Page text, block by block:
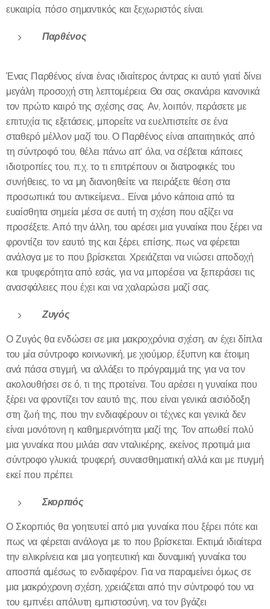
ευκαιρία, πόσο σημαντικός και ξεχωριστός είναι.
Παρθένος
Ένας Παρθένος είναι ένας ιδιαίτερος άντρας κι αυτό γιατί δίνει
μεγάλη προσοχή στη λεπτομέρεια. Θα σας σκανάρει κανονικά
τον πρώτο καιρό της σχέσης σας. Αν, λοιπόν, περάσετε με
επιτυχία τις εξετάσεις, μπορείτε να ευελπιστείτε σε ένα
σταθερό μέλλον μαζί του. Ο Παρθένος είναι απαιτητικός από
τη σύντροφό του, θέλει πάνω απ' όλα, να σέβεται κάποιες
ιδιοτροπίες του, π.χ. το τι επιτρέπουν οι διατροφικές του
συνήθειες, το να μη διανοηθείτε να πειράξετε θέση στα
προσωπικά του αντικείμενα... Είναι μόνο κάποια από τα
ευαίσθητα σημεία μέσα σε αυτή τη σχέση που αξίζει να
προσέξετε. Από την άλλη, του αρέσει μια γυναίκα που ξέρει να
φροντίζει τον εαυτό της και ξέρει, επίσης, πως να φέρεται
ανάλογα με το που βρίσκεται. Χρειάζεται να νιώσει αποδοχή
και τρυφερότητα από εσάς, για να μπορέσει να ξεπεράσει τις
ανασφάλειες που έχει και να χαλαρώσει μαζί σας.
Ζυγός
Ο Ζυγός θα ενδώσει σε μια μακροχρόνια σχέση, αν έχει δίπλα
του μία σύντροφο κοινωνική, με χιούμορ, έξυπνη και έτοιμη
ανά πάσα στιγμή, να αλλάξει το πρόγραμμά της για να τον
ακολουθήσει σε ό, τι της προτείνει. Του αρέσει η γυναίκα που
ξέρει να φροντίζει τον εαυτό της, που είναι γενικά αισιόδοξη
στη ζωή της, που την ενδιαφέρουν οι τέχνες και γενικά δεν
είναι μονότονη η καθημερινότητα μαζί της. Τον απωθεί πολύ
μια γυναίκα που μιλάει σαν νταλικέρης, εκείνος προτιμά μια
σύντροφο γλυκιά, τρυφερή, συναισθηματική αλλά και με πυγμή
εκεί που πρέπει.
Σκορπιός
Ο Σκορπιός θα γοητευτεί από μια γυναίκα που ξέρει πότε και
πως να φέρεται ανάλογα με το που βρίσκεται. Εκτιμά ιδιαίτερα
την ειλικρίνεια και μια γοητευτική και δυναμική γυναίκα του
αποσπά αμέσως το ενδιαφέρον. Για να παραμείνει όμως σε
μια μακρόχρονη σχέση, χρειάζεται από την σύντροφό του να
του εμπνέει απόλυτη εμπιστοσύνη, να τον βγάζει